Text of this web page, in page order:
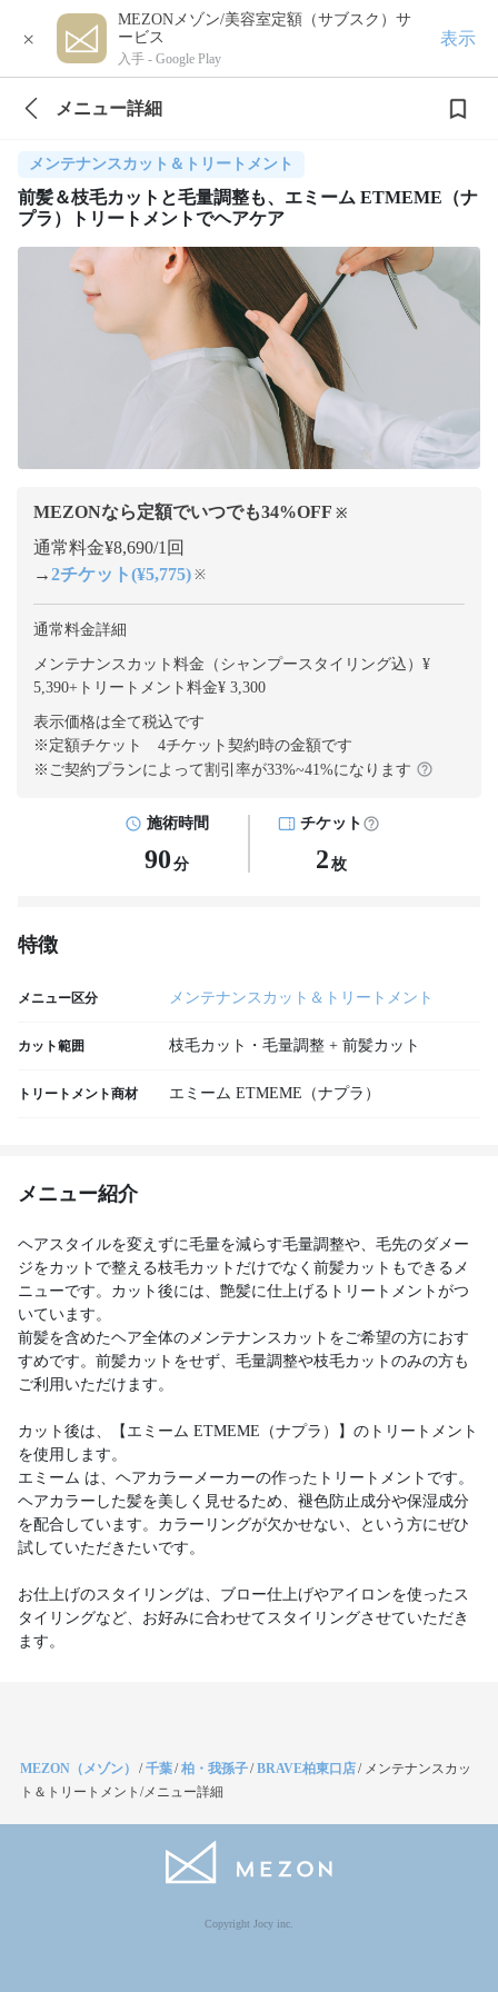
×
MEZONメゾン/美容室定額（サブスク）サ
ービス
入手 - Google Play
表示
メニュー詳細
メンテナンスカット＆トリートメント
前髪＆枝毛カットと毛量調整も、エミーム ETMEME（ナ
プラ）トリートメントでヘアケア
MEZONなら定額でいつでも34%OFF ※
通常料金¥8,690/1回
→2チケット(¥5,775) ※
通常料金詳細
メンテナンスカット料金（シャンプースタイリング込）¥
5,390+ トリートメント料金¥ 3,300
表示価格は全て税込です
※定額チケット 4チケット契約時の金額です
※ご契約プランによって割引率が33%~41%になります
施術時間
90 分
チケット
2 枚
特徴
メニュー区分 メンテナンスカット＆トリートメント
カット範囲 枝毛カット・毛量調整 + 前髪カット
トリートメント商材 エミーム ETMEME（ナプラ）
メニュー紹介
ヘアスタイルを変えずに毛量を減らす毛量調整や、毛先のダメー
ジをカットで整える枝毛カットだけでなく前髪カットもできるメ
ニューです。カット後には、艶髪に仕上げるトリートメントがつ
いています。
前髪を含めたヘア全体のメンテナンスカットをご希望の方におす
すめです。前髪カットをせず、毛量調整や枝毛カットのみの方も
ご利用いただけます。
カット後は、【エミーム ETMEME（ナプラ）】のトリートメント
を使用します。
エミーム は、ヘアカラーメーカーの作ったトリートメントです。
ヘアカラーした髪を美しく見せるため、褪色防止成分や保湿成分
を配合しています。カラーリングが欠かせない、という方にぜひ
試していただきたいです。
お仕上げのスタイリングは、ブロー仕上げやアイロンを使ったス
タイリングなど、お好みに合わせてスタイリングさせていただき
ます。
MEZON（メゾン） /千葉/柏・我孫子/BRAVE柏東口店/ メンテナンスカッ
ト＆トリートメント/メニュー詳細
Copyright Jocy inc.